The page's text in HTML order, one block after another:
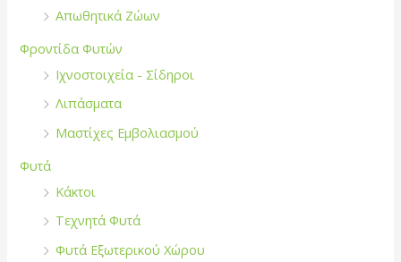
Απωθητικά Ζώων
Φροντίδα Φυτών
Ιχνοστοιχεία - Σίδηροι
Λιπάσματα
Μαστίχες Εμβολιασμού
Φυτά
Κάκτοι
Τεχνητά Φυτά
Φυτά Εξωτερικού Χώρου